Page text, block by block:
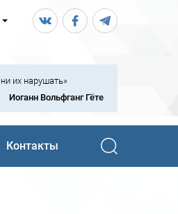
их нарушать»
Иоганн Вольфганг Гёте
Контакты